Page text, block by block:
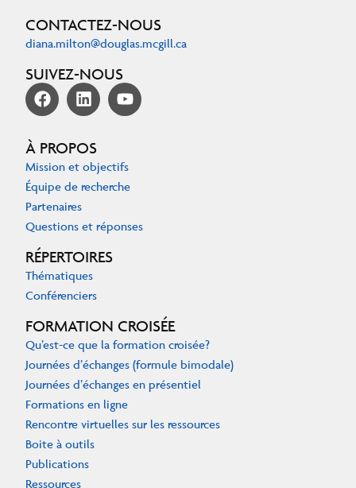
CONTACTEZ-NOUS
diana.milton@douglas.mcgill.ca
SUIVEZ-NOUS
À PROPOS
Mission et objectifs
Équipe de recherche
Partenaires
Questions et réponses
RÉPERTOIRES
Thématiques
Conférenciers
FORMATION CROISÉE
Qu’est-ce que la formation croisée?
Journées d’échanges (formule bimodale)
Journées d’échanges en présentiel
Formations en ligne
Rencontre virtuelles sur les ressources
Boite à outils
Publications
Ressources